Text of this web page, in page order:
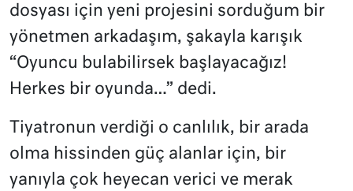
dosyası için yeni projesini sorduğum bir
yönetmen arkadaşım, şakayla karışık
“Oyuncu bulabilirsek başlayacağız!
Herkes bir oyunda…” dedi.
Tiyatronun verdiği o canlılık, bir arada
olma hissinden güç alanlar için, bir
yanıyla çok heyecan verici ve merak